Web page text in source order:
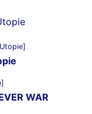
WAR